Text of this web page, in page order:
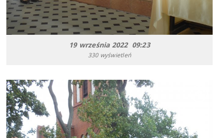
19 września 2022 09:23
330 wyświetleń